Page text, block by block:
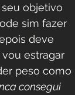
objetivo
sim fazer
deve
estragar
peso como
consegui